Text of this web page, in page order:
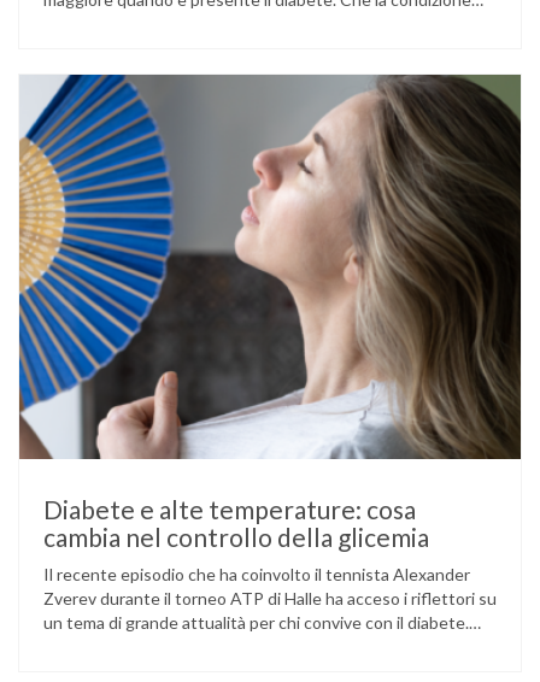
volta durante la gestazione (diabete gestazionale),
mantenere …
Diabete e alte temperature: cosa
cambia nel controllo della glicemia
Il recente episodio che ha coinvolto il tennista Alexander
Zverev durante il torneo ATP di Halle ha acceso i riflettori su
un tema di grande attualità per chi convive con il diabete.